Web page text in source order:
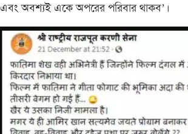
এবং অবশ্যই একে অপরের পরিবার থাকব’।